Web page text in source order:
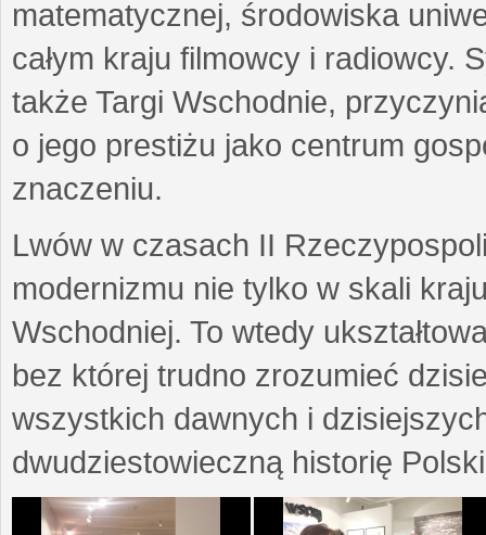
matematycznej, środowiska
całym kraju filmowcy i radiowcy.
także Targi Wschodnie,
o jego prestiżu jako centrum
znaczeniu.
Lwów w czasach II
modernizmu nie tylko w skali
Wschodniej. To wtedy
bez której trudno zrozumieć
wszystkich dawnych i
dwudziestowieczną historię